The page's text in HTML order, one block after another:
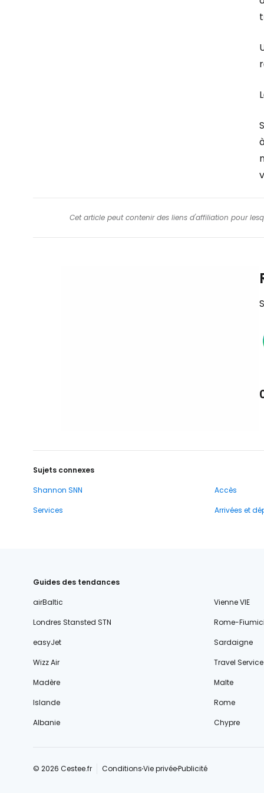
Cet article peut contenir des liens d'affiliation pour
Sujets connexes
Shannon SNN
Accès
Services
Arrivées et
Guides des tendances
airBaltic
Vienne VIE
Londres Stansted STN
Rome-
easyJet
Sardaigne
Wizz Air
Travel Service
Madère
Malte
Islande
Rome
Albanie
Chypre
© 2026 Cestee.fr ConditionsVie privéePublicité